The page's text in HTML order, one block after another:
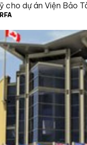
cho dự án Viện Bảo